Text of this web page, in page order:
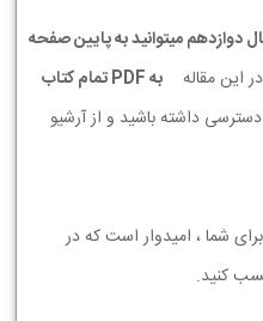
دوازدهم میتوانید به پایین صفحه
این مقاله
به PDF تمام کتاب
دسترسی داشته باشید و از آرشیو
شما ، امیدوار است که در
کنید.